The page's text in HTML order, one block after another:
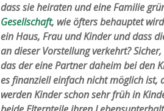
dass sie heiraten und eine Familie
Gesellschaft, wie öfters behauptet
ein Haus, Frau und Kinder und dass
an dieser Vorstellung verkehrt?
das der eine Partner daheim bei den
es finanziell einfach nicht möglich
werden Kinder schon sehr früh in